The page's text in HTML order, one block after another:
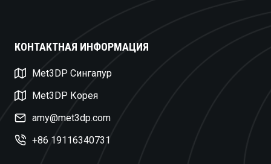
КОНТАКТНАЯ ИНФОРМАЦИЯ
Met3DP Сингапур
Met3DP Корея
amy@met3dp.com
+86 19116340731